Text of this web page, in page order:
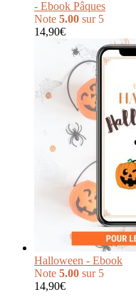
- Ebook Pâques
Note 5.00 sur 5
14,90€
Halloween - Ebook
Note 5.00 sur 5
14,90€